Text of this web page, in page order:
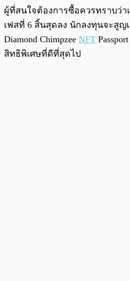
ผู้ที่สนใจต้องการซื้อควรทราบว่า
เฟสที่ 6 สิ้นสุดลง นักลงทุนจะสูญ
Diamond Chimpzee NFT
สิทธิพิเศษที่ดีที่สุดไป